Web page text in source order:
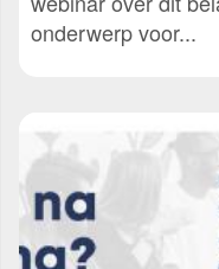
onderwerp voor...